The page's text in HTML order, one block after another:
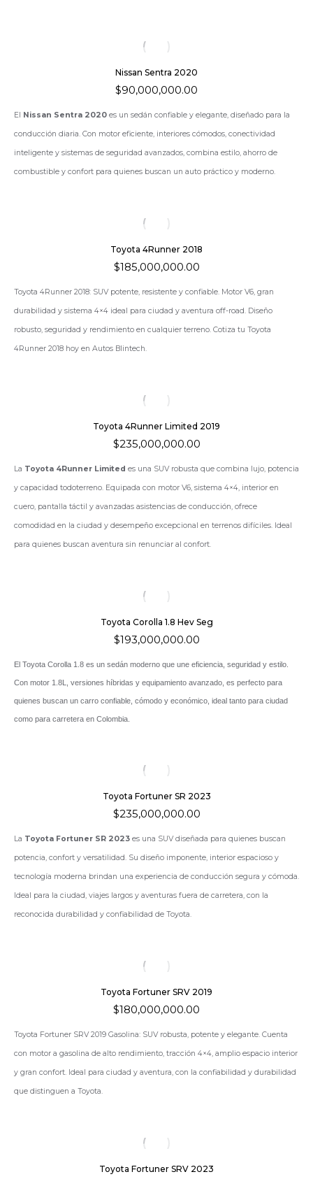
Nissan Sentra 2020
$90,000,000.00
El Nissan Sentra 2020 es un sedán confiable y elegante, diseñado para la
conducción diaria. Con motor eficiente, interiores cómodos, conectividad
inteligente y sistemas de seguridad avanzados, combina estilo, ahorro de
combustible y confort para quienes buscan un auto práctico y moderno.
Toyota 4Runner 2018
$185,000,000.00
Toyota 4Runner 2018: SUV potente, resistente y confiable. Motor V6, gran
durabilidad y sistema 4×4 ideal para ciudad y aventura off-road. Diseño
robusto, seguridad y rendimiento en cualquier terreno. Cotiza tu Toyota
4Runner 2018 hoy en Autos Blintech.
Toyota 4Runner Limited 2019
$235,000,000.00
La Toyota 4Runner Limited es una SUV robusta que combina lujo, potencia
y capacidad todoterreno. Equipada con motor V6, sistema 4×4, interior en
cuero, pantalla táctil y avanzadas asistencias de conducción, ofrece
comodidad en la ciudad y desempeño excepcional en terrenos difíciles. Ideal
para quienes buscan aventura sin renunciar al confort.
Toyota Corolla 1.8 Hev Seg
$193,000,000.00
El Toyota Corolla 1.8 es un sedán moderno que une eficiencia, seguridad y estilo.
Con motor 1.8L, versiones híbridas y equipamiento avanzado, es perfecto para
quienes buscan un carro confiable, cómodo y económico, ideal tanto para ciudad
como para carretera en Colombia.
Toyota Fortuner SR 2023
$235,000,000.00
La Toyota Fortuner SR 2023 es una SUV diseñada para quienes buscan
potencia, confort y versatilidad. Su diseño imponente, interior espacioso y
tecnología moderna brindan una experiencia de conducción segura y cómoda.
Ideal para la ciudad, viajes largos y aventuras fuera de carretera, con la
reconocida durabilidad y confiabilidad de Toyota.
Toyota Fortuner SRV 2019
$180,000,000.00
Toyota Fortuner SRV 2019 Gasolina: SUV robusta, potente y elegante. Cuenta
con motor a gasolina de alto rendimiento, tracción 4×4, amplio espacio interior
y gran confort. Ideal para ciudad y aventura, con la confiabilidad y durabilidad
que distinguen a Toyota.
Toyota Fortuner SRV 2023